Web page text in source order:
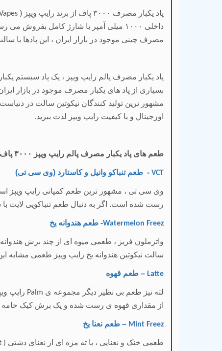
پاد یکبار مصرف ۳۰۰۰ پاف از برند رایپ ویپز (
داخلی ۱۰۰۰ میلی آمپر با شارژ کامل بفروش می
مصرف چینی موجود در بازار ایران ، این پادها با
پاد یکبار مصرف پالم رایپ ویپز ، یک پاد سیستم
بسیاری از پاد های یکبار مصرف موجود در بازار
مشهور ترین تولید کنندگان نیکوتین سالت در
اورجینال و با کیفیت رایپ ویپز لذت ببرید.
طعم های پاد یکبار مصرف پالم رایپ ویپز ۳۰۰۰ پاف
VCT - طعم تنباکو وانیل و کاستارد (وی سی تی)
وی سی تی ، مشهور ترین طعم کمپانی رایپ ویپز است.
رست شده است. اگر به دنبال طعم تنباکویی لایت
Watermelon Freez- طعم هندوانه یخ
واترملون فریز ، طعمی میوه ای از چند برش
سالت نیکوتین هندوانه یخ رایپ ویپز طعمی مشابه
Latte – طعم قهوه
لته نیز طعم بی نظیر دیگر مجموعه ی Palm رایپ
از مقداری قهوه ی رست شده و یک برش کیک خامه
Mint Freez – طعم نعنا یخ
طعمی خنک و نعنایی ، با ته مزه ای از نعنای دشتی )